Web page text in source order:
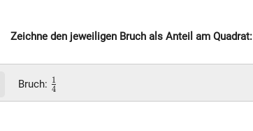
Zeichne den jeweiligen Bruch als Anteil am Quadrat:
Bruch: \frac{1}
4
1